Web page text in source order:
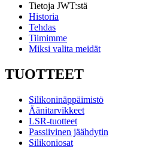
Tietoja JWT:stä
Historia
Tehdas
Tiimimme
Miksi valita meidät
TUOTTEET
Silikoninäppäimistö
Äänitarvikkeet
LSR-tuotteet
Passiivinen jäähdytin
Silikoniosat